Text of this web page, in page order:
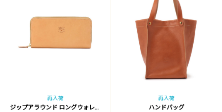
再入荷
ジップアラウンド ロングウォレット
再入荷
ハンドバッグ